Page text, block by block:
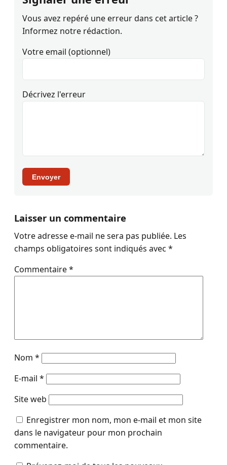
Vous avez repéré une erreur dans cet article ?
Informez notre rédaction.
Votre email (optionnel)
Décrivez l'erreur
Envoyer
Laisser un commentaire
Votre adresse e-mail ne sera pas publiée. Les
champs obligatoires sont indiqués avec *
Commentaire*
Nom *
E-mail *
Site web
Enregistrer mon nom, mon e-mail et mon site
dans le navigateur pour mon prochain
commentaire.